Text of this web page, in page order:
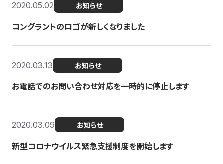
2020.05.02 お知らせ
コングラントのロゴが新しくなりました
2020.03.13 お知らせ
お電話でのお問い合わせ対応を一時的に停止します
2020.03.09 お知らせ
新型コロナウイルス緊急支援制度を開始します